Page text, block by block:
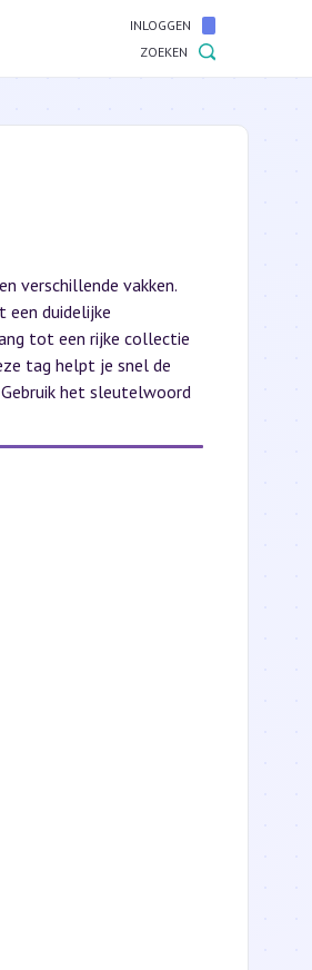
INLOGGEN
ZOEKEN
verschillende vakken.
een duidelijke
tot een rijke collectie
tag helpt je snel de
het sleutelwoord